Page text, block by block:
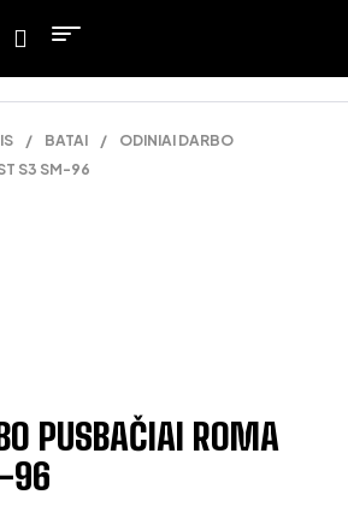
/ BATAI /
ODINIAI DARBO
S3 SM-96
PUSBAČIAI ROMA
96